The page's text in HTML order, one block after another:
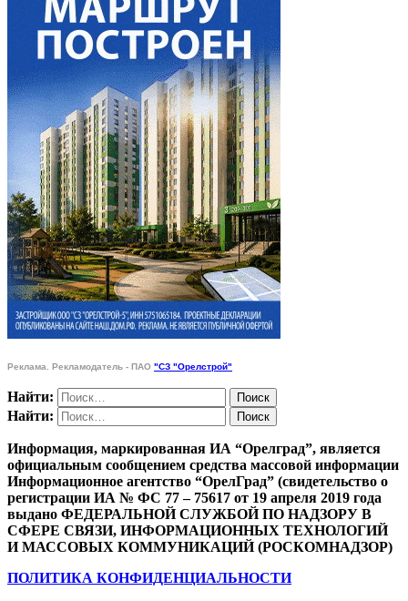
Реклама. Рекламодатель - ПАО "СЗ "Орелстрой"
Найти:
Найти:
Информация, маркированная ИА “Орелград”, является
официальным сообщением средства массовой информации
Информационное агентство “ОрелГрад” (свидетельство о
регистрации ИА № ФС 77 – 75617 от 19 апреля 2019 года
выдано ФЕДЕРАЛЬНОЙ СЛУЖБОЙ ПО НАДЗОРУ В
СФЕРЕ СВЯЗИ, ИНФОРМАЦИОННЫХ ТЕХНОЛОГИЙ
И МАССОВЫХ КОММУНИКАЦИЙ (РОСКОМНАДЗОР)
ПОЛИТИКА КОНФИДЕНЦИАЛЬНОСТИ